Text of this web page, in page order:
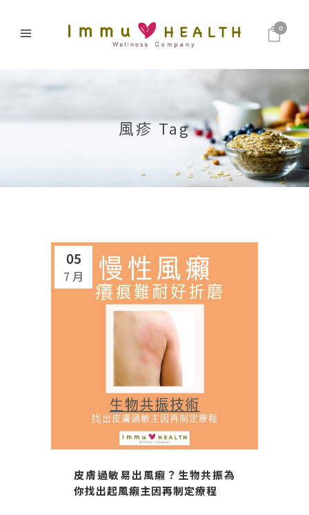
0
風疹 Tag
05
7 月
皮膚過敏易出風癩？生物共振為
你找出起風癩主因再制定療程